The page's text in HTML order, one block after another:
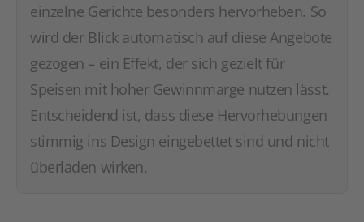
einzelne Gerichte besonders hervorheben. So
wird der Blick automatisch auf diese Angebote
gezogen – ein Effekt, der sich gezielt für
Speisen mit hoher Gewinnmarge nutzen lässt.
Entscheidend ist, dass diese Hervorhebungen
stimmig ins Design eingebettet sind und nicht
überladen wirken.